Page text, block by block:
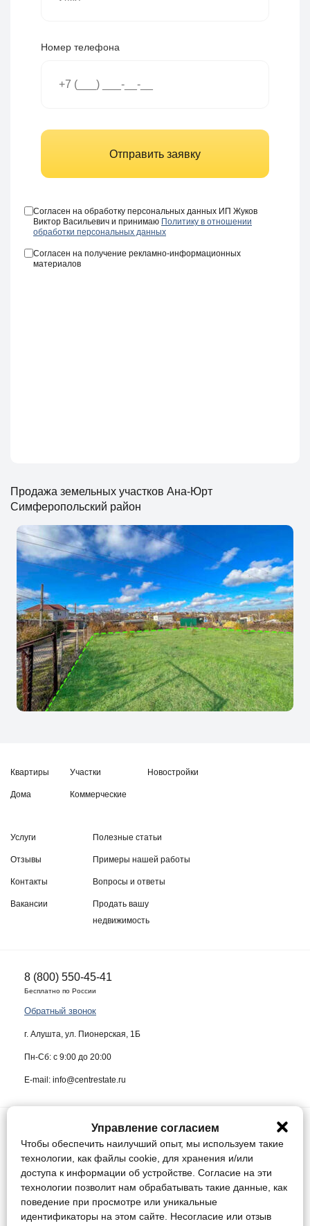
Номер телефона
Отправить заявку
Согласен на обработку персональных данных ИП Жуков
Виктор Васильевич и принимаю Политику в отношении
обработки персональных данных
Согласен на получение рекламно-информационных
материалов
Продажа земельных участков Ана-Юрт
Симферопольский район
Квартиры
Дома
Участки
Коммерческие
Новостройки
Услуги
Отзывы
Контакты
Вакансии
Полезные статьи
Примеры нашей работы
Вопросы и ответы
Продать вашу
недвижимость
8 (800) 550-45-41
Бесплатно по России
Обратный звонок
г. Алушта, ул. Пионерская, 1Б
Пн-Сб: с 9:00 до 20:00
E-mail: info@centrestate.ru
ИП Жуков Виктор Васильевич ИНН 910218942064
Данный сайт носит информационный характер и ни при каких условиях
не является публичной офертой, определяемой положениями статьи
437 Гражданского кодекса Российской Федерации.
Конфиденциальность
Соглашение
Управление согласием
Чтобы обеспечить наилучший опыт, мы используем такие
технологии, как файлы cookie, для хранения и/или
доступа к информации об устройстве. Согласие на эти
технологии позволит нам обрабатывать такие данные, как
поведение при просмотре или уникальные
идентификаторы на этом сайте. Несогласие или отзыв